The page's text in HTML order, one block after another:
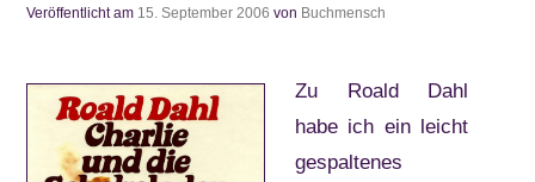
Veröffentlicht am 15. September 2006 von Buchmensch
Zu Roald Dahl
habe ich ein leicht
gespaltenes